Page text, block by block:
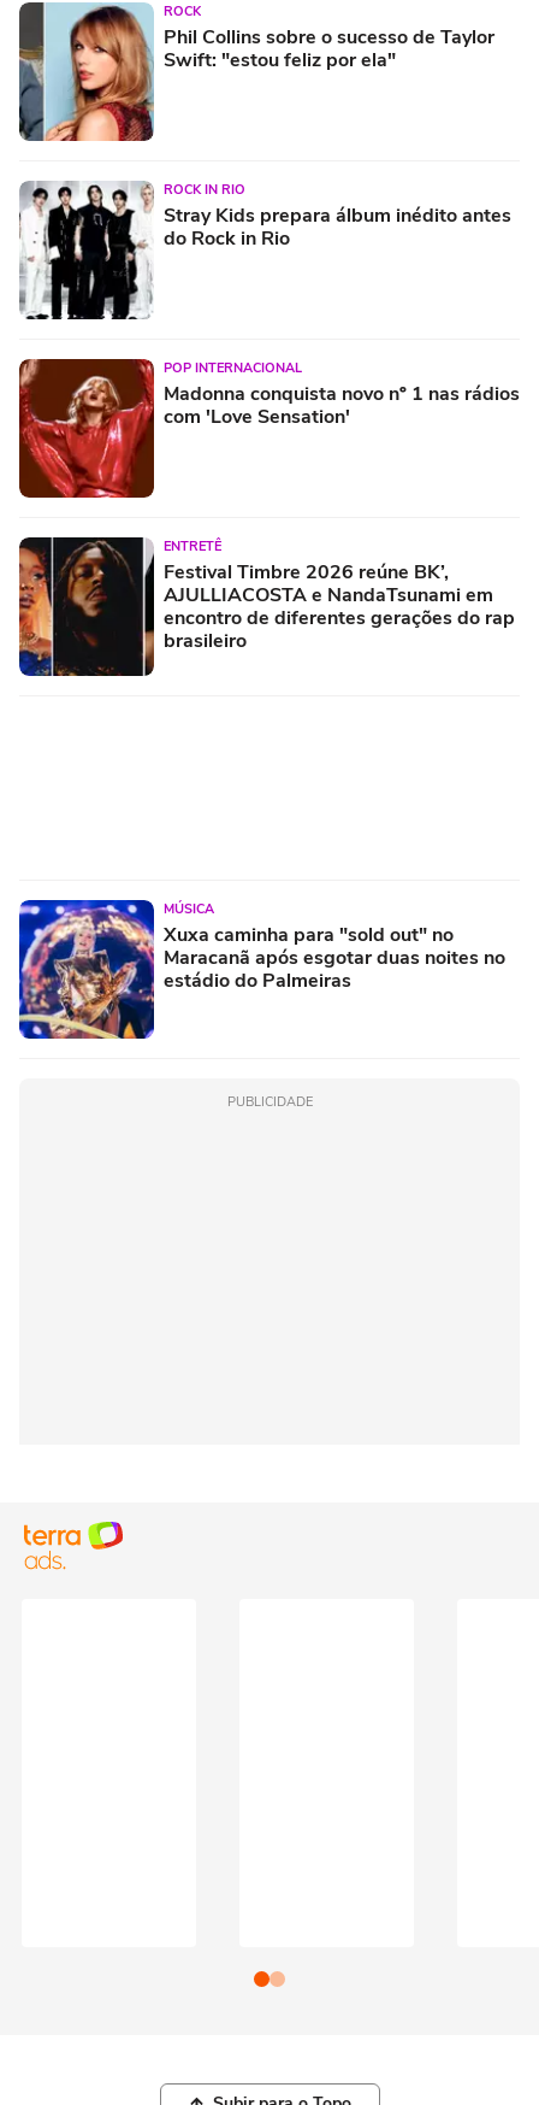
ROCK
Phil Collins sobre o sucesso de Taylor
Swift: "estou feliz por ela"
ROCK IN RIO
Stray Kids prepara álbum inédito antes
do Rock in Rio
POP INTERNACIONAL
Madonna conquista novo nº 1 nas rádios
com 'Love Sensation'
ENTRETÊ
Festival Timbre 2026 reúne BK’,
AJULLIACOSTA e NandaTsunami em
encontro de diferentes gerações do rap
brasileiro
MÚSICA
Xuxa caminha para "sold out" no
Maracanã após esgotar duas noites no
estádio do Palmeiras
PUBLICIDADE